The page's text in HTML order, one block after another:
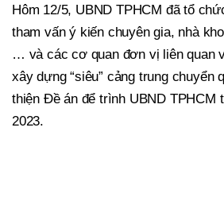
Hôm 12/5, UBND TPHCM đã tổ
tham vấn ý kiến chuyên gia, nhà
… và các cơ quan đơn vị liên quan
xây dựng “siêu” cảng trung chuyển
thiện Đề án để trình UBND TPHCM
2023.